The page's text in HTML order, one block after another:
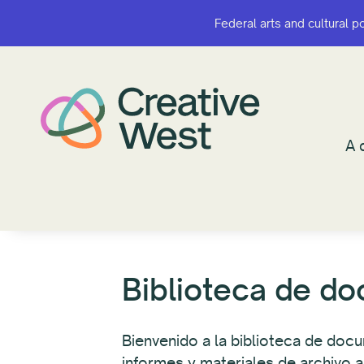
Federal arts and cultural
A
Federal arts and cultural
¿A
Biblioteca de
Bienvenido a la biblioteca de